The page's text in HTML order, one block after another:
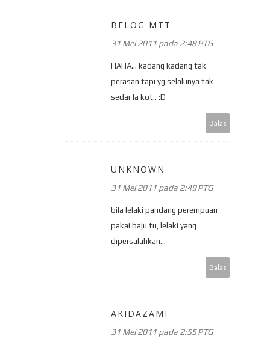
BELOG MTT
31 Mei 2011 pada 2:48 PTG
HAHA... kadang kadang tak
perasan tapi yg selalunya tak
sedar la kot.. :D
Balas
UNKNOWN
31 Mei 2011 pada 2:49 PTG
bila lelaki pandang perempuan
pakai baju tu, lelaki yang
dipersalahkan...
Balas
AKIDAZAMI
31 Mei 2011 pada 2:55 PTG